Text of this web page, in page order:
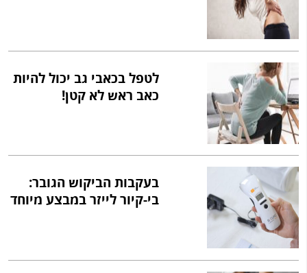
לטפל בכאבי גב יכול להיות
כאב ראש לא קטן!
בעקבות הביקוש הגובר:
בי-קיור לייזר במבצע מיוחד